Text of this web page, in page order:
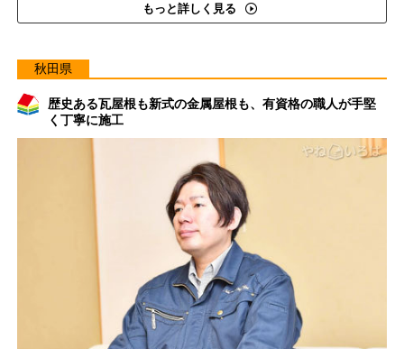
もっと詳しく見る
秋田県
歴史ある瓦屋根も新式の金属屋根も、有資格の職人が手堅
く丁寧に施工